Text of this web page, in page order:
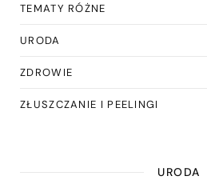
TEMATY RÓŻNE
URODA
ZDROWIE
ZŁUSZCZANIE I PEELINGI
URODA